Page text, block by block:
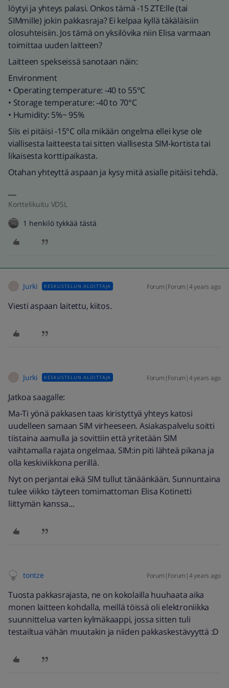
löytyi ja yhteys palasi. Onkos tämä -15 ZTE:lle (tai
SIMmille) jokin pakkasraja? Ei kelpaa kyllä täkäläisiin
olosuhteisiin. Jos tämä on yksilövika niin Elisa varmaan
toimittaa uuden laitteen?
Laitteen spekseissä sanotaan näin:
Environment
• Operating temperature: -40 to 55°C
• Storage temperature: -40 to 70°C
• Humidity: 5%~ 95%
Siis ei pitäisi -15°C olla mikään ongelma ellei kyse ole
viallisesta laitteesta tai sitten viallisesta SIM-kortista tai
likaisesta korttipaikasta.
Otahan yhteyttä aspaan ja kysy mitä asialle pitäisi tehdä.
Korttelikuitu VDSL
1 henkilö tykkää tästä
Jurki KESKUSTELUN ALOITTAJA Forum|Forum|4 years ago
Viesti aspaan laitettu, kiitos.
Jurki KESKUSTELUN ALOITTAJA Forum|Forum|4 years ago
Jatkoa saagalle:
Ma-Ti yönä pakkasen taas kiristyttyä yhteys katosi
uudelleen samaan SIM virheeseen. Asiakaspalvelu soitti
tiistaina aamulla ja sovittiin että yritetään SIM
vaihtamalla rajata ongelmaa. SIM:in piti lähteä pikana ja
olla keskiviikkona perillä.
Nyt on perjantai eikä SIM tullut tänäänkään. Sunnuntaina
tulee viikko täyteen tomimattoman Elisa Kotinetti
liittymän kanssa...
tontze Forum|Forum|4 years ago
Tuosta pakkasrajasta, ne on kokolailla huuhaata aika
monen laitteen kohdalla, meillä töissä oli elektroniikka
suunnittelua varten kylmäkaappi, jossa sitten tuli
testailtua vähän muutakin ja niiden pakkaskestävyyttä :D